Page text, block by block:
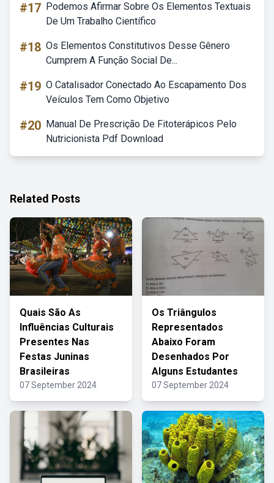
#17 Podemos Afirmar Sobre Os Elementos Textuais
De Um Trabalho Científico
#18 Os Elementos Constitutivos Desse Gênero
Cumprem A Função Social De...
#19 O Catalisador Conectado Ao Escapamento Dos
Veículos Tem Como Objetivo
#20 Manual De Prescrição De Fitoterápicos Pelo
Nutricionista Pdf Download
Related Posts
Quais São As
Influências Culturais
Presentes Nas
Festas Juninas
Brasileiras
07 September 2024
Os Triângulos
Representados
Abaixo Foram
Desenhados Por
Alguns Estudantes
07 September 2024